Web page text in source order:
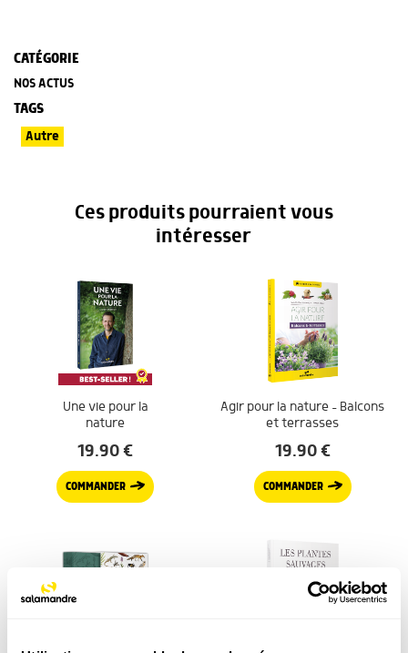
CATÉGORIE
NOS ACTUS
TAGS
Autre
Ces produits pourraient vous
intéresser
Une vie pour la
nature
19.90€
COMMANDER
Agir pour la nature – Balcons
et terrasses
19.90€
COMMANDER